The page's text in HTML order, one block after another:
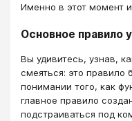
Именно в этот момент
Основное правило
Вы удивитесь, узнав,
смеяться: это правило
понимании того, как
главное правило
подстраиваться под